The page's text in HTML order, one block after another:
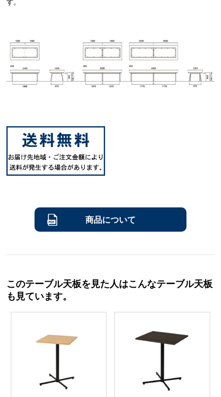
す。
商品について
このテーブル天板を見た人はこんなテーブル天板
も見ています。